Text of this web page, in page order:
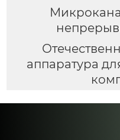
аппаратура